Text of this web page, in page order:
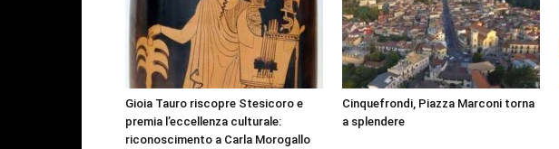
Gioia Tauro riscopre Stesicoro e
premia l’eccellenza culturale:
riconoscimento a Carla Morogallo
Cinquefrondi, Piazza Marconi torna
a splendere